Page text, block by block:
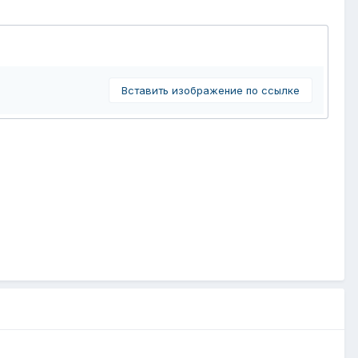
Вставить изображение по ссылке